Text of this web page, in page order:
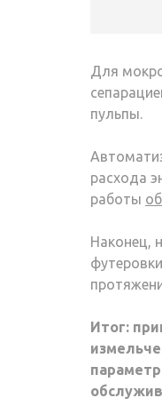
Для
пульпы.
расхода
работы
Наконец,
Итог: